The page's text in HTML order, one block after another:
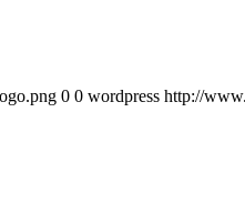
0 0 wordpress http://